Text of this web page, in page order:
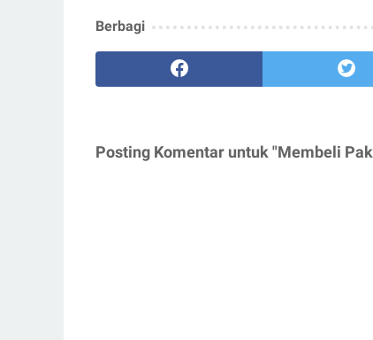
Berbagi
Posting Komentar untuk "Membeli